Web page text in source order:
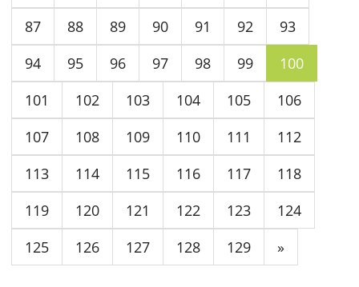
87
88 89 90 91 92
93
94
95 96 97 98 99
100
101
102 103 104 105
106
107
108 109 110 111
112
113
114 115 116 117
118
119
120 121 122 123
124
125
126 127 128 129 »